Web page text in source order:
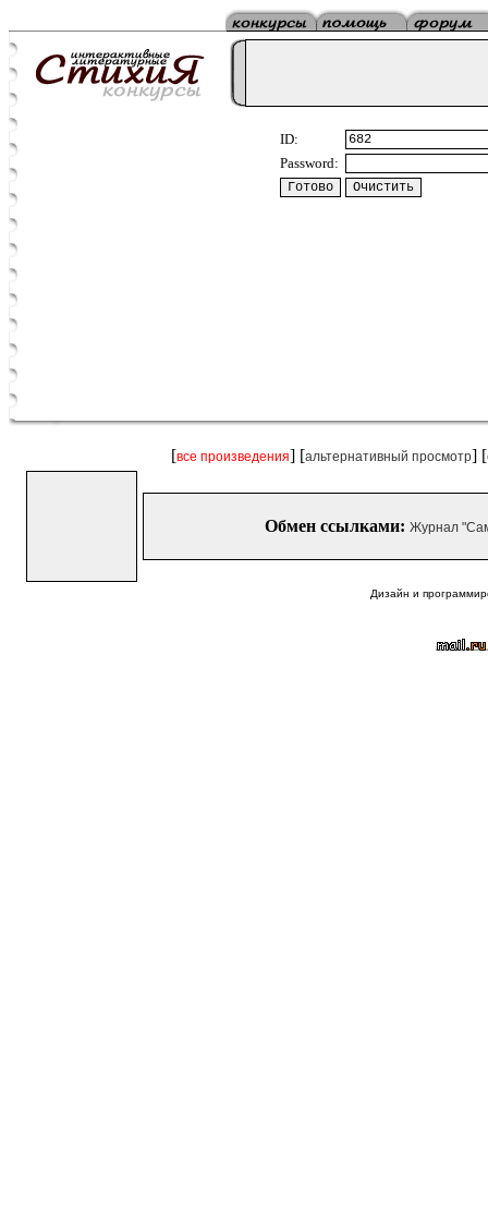
ID:
Password:
[все произведения] [альтернативный просмотр] [
Обмен ссылками: Журнал
Дизайн и